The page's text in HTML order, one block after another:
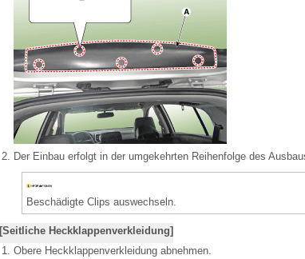
2. Der Einbau erfolgt in der umgekehrten Reihenfolge des
Beschädigte Clips auswechseln.
[Seitliche Heckklappenverkleidung]
1. Obere Heckklappenverkleidung abnehmen.